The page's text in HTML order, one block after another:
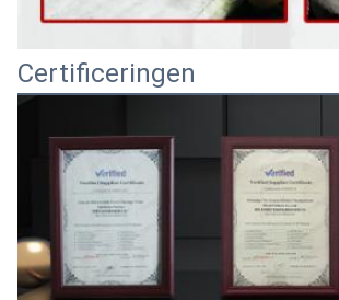
Certificeringen